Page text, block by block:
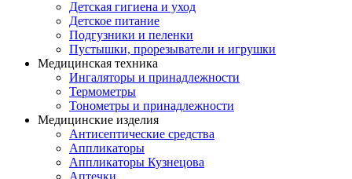
Детская гигиена и уход
Детское питание
Подгузники и пеленки
Пустышки, прорезыватели и игрушки
Медицинская техника
Ингаляторы и принадлежности
Термометры
Тонометры и принадлежности
Медицинские изделия
Антисептические средства
Аппликаторы
Аппликаторы Кузнецова
Аптечки